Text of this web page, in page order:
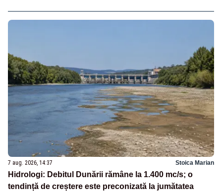
7 aug. 2026, 14:37 Stoica Marian
Hidrologi: Debitul Dunării rămâne la 1.400 mc/s; o
tendință de creștere este preconizată la jumătatea